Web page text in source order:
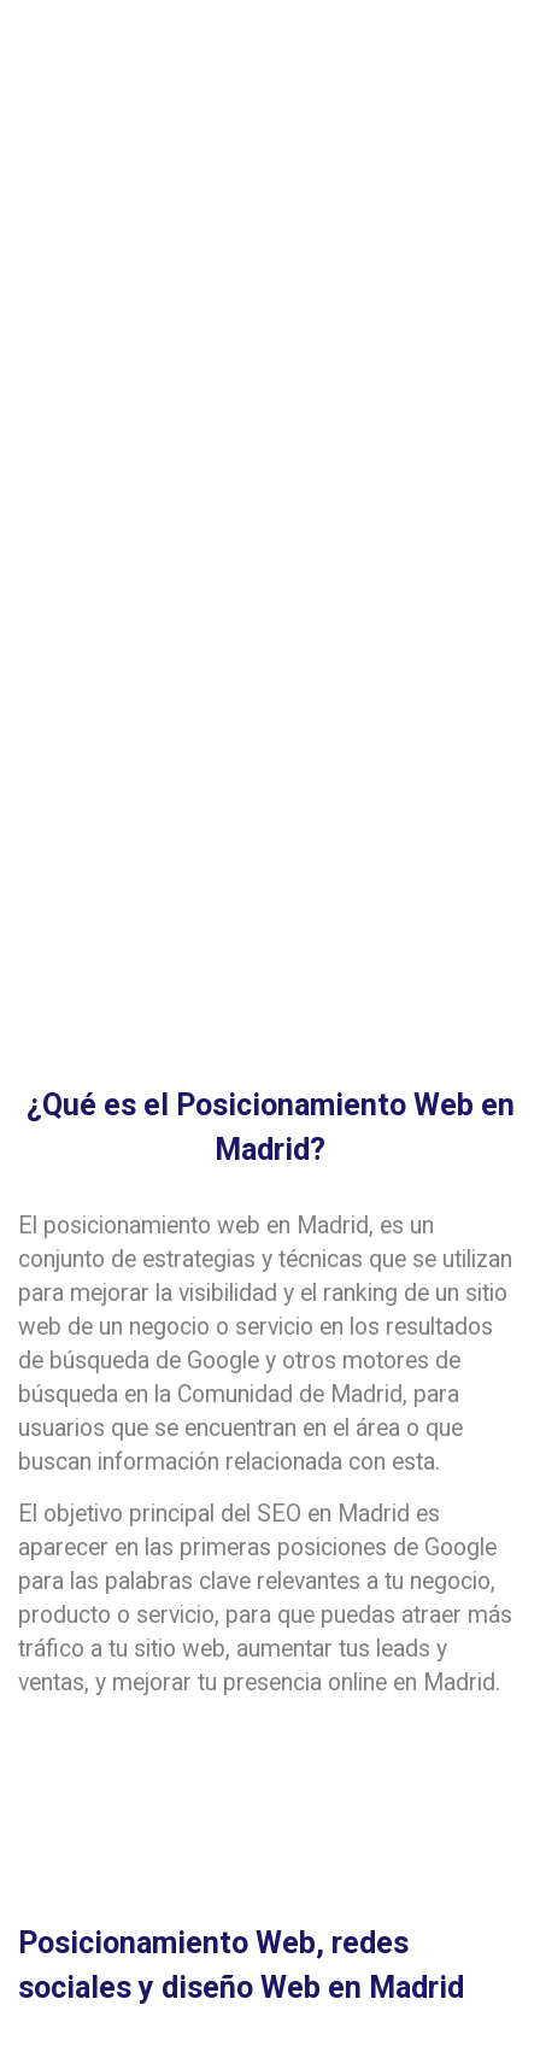
¿Qué es el Posicionamiento Web en
Madrid?
El posicionamiento web en Madrid, es un
conjunto de estrategias y técnicas que se utilizan
para mejorar la visibilidad y el ranking de un sitio
web de un negocio o servicio en los resultados
de búsqueda de Google y otros motores de
búsqueda en la Comunidad de Madrid, para
usuarios que se encuentran en el área o que
buscan información relacionada con esta.
El objetivo principal del SEO en Madrid es
aparecer en las primeras posiciones de Google
para las palabras clave relevantes a tu negocio,
producto o servicio, para que puedas atraer más
tráfico a tu sitio web, aumentar tus leads y
ventas, y mejorar tu presencia online en Madrid.
Posicionamiento Web, redes
sociales y diseño Web en Madrid